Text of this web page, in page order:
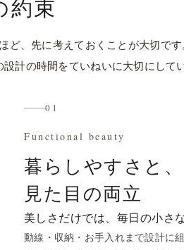
まで含めてご案内しま
す。約束
ど、先に考えておくことが大切です
計の時間をていねいに大切にして
01
Functional beauty
暮らしやすさと、
見た目の両立
美しさだけでは、毎日の小さ
動線・収納・お手入れまで設計に